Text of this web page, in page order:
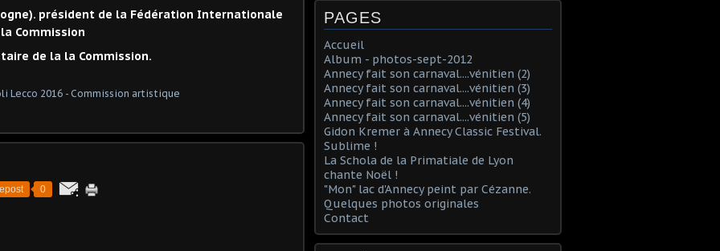
président de la Fédération Internationale
Commission
de la la Commission.
0
PAGES
Accueil
Album - photos-sept-2012
Annecy fait son carnaval....vénitien (2)
Annecy fait son carnaval....vénitien (3)
Annecy fait son carnaval....vénitien (4)
Annecy fait son carnaval....vénitien (5)
Gidon Kremer à Annecy Classic Festival.
Sublime !
La Schola de la Primatiale de Lyon
chante Noël !
"Mon" lac d'Annecy peint par Cézanne.
Quelques photos originales
Contact